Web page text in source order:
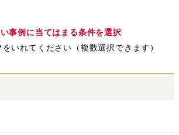
事例に当てはまる条件を選択
をいれてください（複数選択できます）